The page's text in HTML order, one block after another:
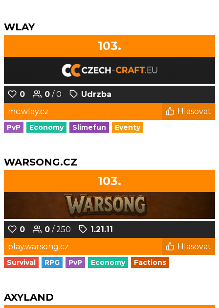
WLAY
103.
0 0 / 0
Udrzba
mc.wlay.cz
Hlasovat
PvP Economy Slimefun Eventy
WARSONG.CZ
103.
0 0 / 250
1.21.11
play.warsong.cz
Hlasovat
Survival RPG PvP Economy Factions
AXYLAND